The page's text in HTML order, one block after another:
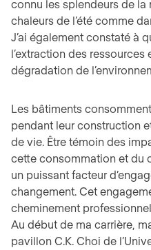
connu les splendeurs de la
chaleurs de l’été comme
J’ai également constaté à
l’extraction des
dégradation de
Les bâtiments
pendant leur construction
de vie. Être témoin des
cette consommation et du
un puissant facteur
changement. Cet
cheminement
Au début de ma carrière,
pavillon C.K. Choi de